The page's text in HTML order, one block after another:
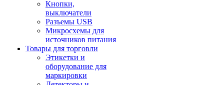
Кнопки,
выключатели
Разъемы USB
Микросхемы для
источников питания
Товары для торговли
Этикетки и
оборудование для
маркировки